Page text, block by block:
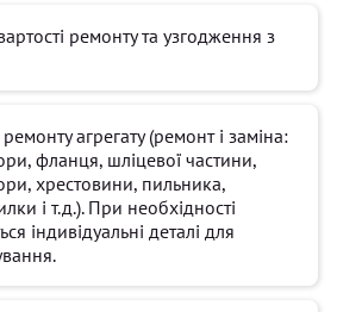
ремонту та узгодження з
агрегату (ремонт і заміна:
фланця, шліцевої частини,
хрестовини, пильника,
і т.д.). При необхідності
індивідуальні деталі для